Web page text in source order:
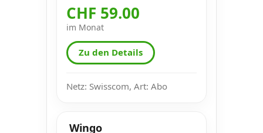
CHF 59.00
im Monat
Zu den Details
Netz: Swisscom, Art: Abo
Wingo